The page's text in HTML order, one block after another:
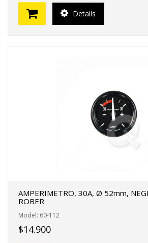
Details
AMPERIMETRO, 30A, Ø 52mm,
ROBER
Model: 60-112
$14.900